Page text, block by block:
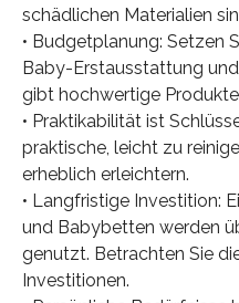
schädlichen Materialien
• Budgetplanung: Setzen
Baby-Erstausstattung
gibt hochwertige
• Praktikabilität ist
praktische, leicht zu
erheblich erleichtern.
• Langfristige Investition:
und Babybetten werden
genutzt. Betrachten Sie
Investitionen.